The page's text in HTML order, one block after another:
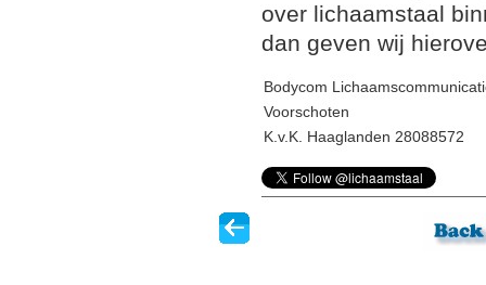
over lichaamstaal
dan geven wij
Bodycom
Voorschoten
K.v.K. Haaglanden 28088572